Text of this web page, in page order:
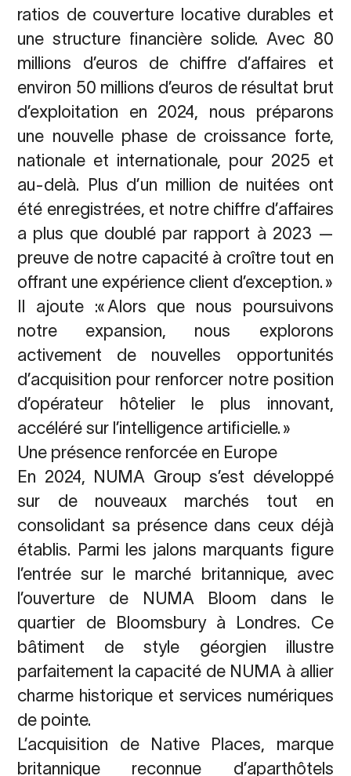
ratios de couverture locative durables et
une structure financière solide. Avec 80
millions d’euros de chiffre d’affaires et
environ 50 millions d’euros de résultat brut
d’exploitation en 2024, nous préparons
une nouvelle phase de croissance forte,
nationale et internationale, pour 2025 et
au-delà. Plus d’un million de nuitées ont
été enregistrées, et notre chiffre d’affaires
a plus que doublé par rapport à 2023 —
preuve de notre capacité à croître tout en
offrant une expérience client d’exception. »
Il ajoute :« Alors que nous poursuivons
notre expansion, nous explorons
activement de nouvelles opportunités
d’acquisition pour renforcer notre position
d’opérateur hôtelier le plus innovant,
accéléré sur l’intelligence artificielle. »
Une présence renforcée en Europe
En 2024, NUMA Group s’est développé
sur de nouveaux marchés tout en
consolidant sa présence dans ceux déjà
établis. Parmi les jalons marquants figure
l’entrée sur le marché britannique, avec
l’ouverture de NUMA Bloom dans le
quartier de Bloomsbury à Londres. Ce
bâtiment de style géorgien illustre
parfaitement la capacité de NUMA à allier
charme historique et services numériques
de pointe.
L’acquisition de Native Places, marque
britannique reconnue d’aparthôtels